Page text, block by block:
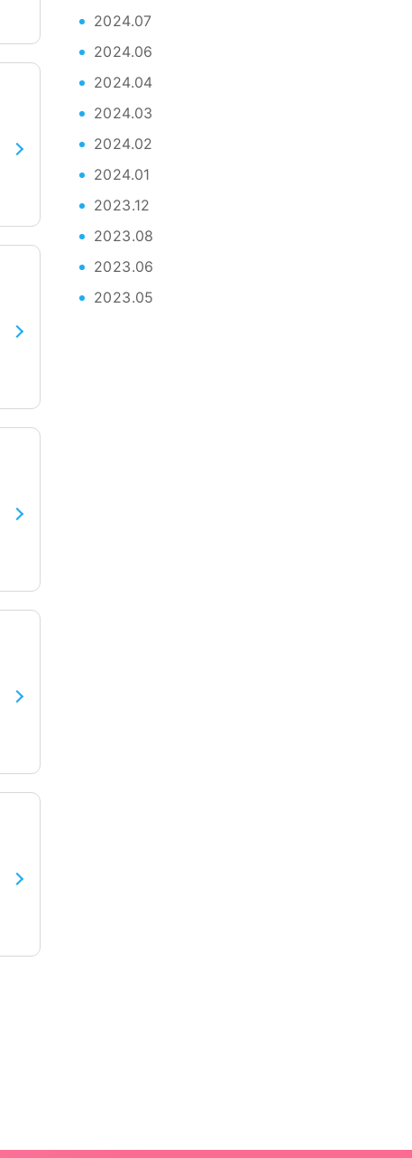
2024.07
2024.06
2024.04
2024.03
2024.02
2024.01
2023.12
2023.08
2023.06
2023.05